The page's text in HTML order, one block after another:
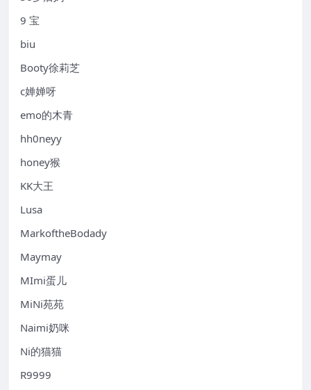
9 宝
biu
Booty徐莉芝
c婵婵呀
emo的木青
hh0neyy
honey猴
KK大王
Lusa
MarkoftheBodady
Maymay
MImi蛋儿
MiNi苑苑
Naimi奶咪
Ni的猫猫
R9999